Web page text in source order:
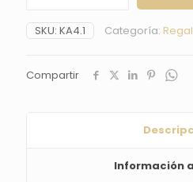
Cosas..."
y
cantidad
SKU: KA4.1 Categoría:
Compartir
Información